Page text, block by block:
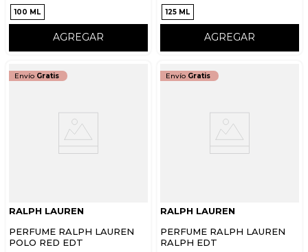
100 ML
AGREGAR
125 ML
AGREGAR
Envío Gratis
RALPH LAUREN
PERFUME RALPH LAUREN
POLO RED EDT
Envío Gratis
RALPH LAUREN
PERFUME RALPH LAUREN
RALPH EDT